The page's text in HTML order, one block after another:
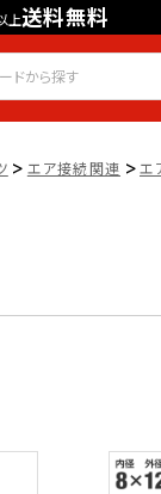
上送料無料
会員登録 ログイン
> エア接続関連 > エ